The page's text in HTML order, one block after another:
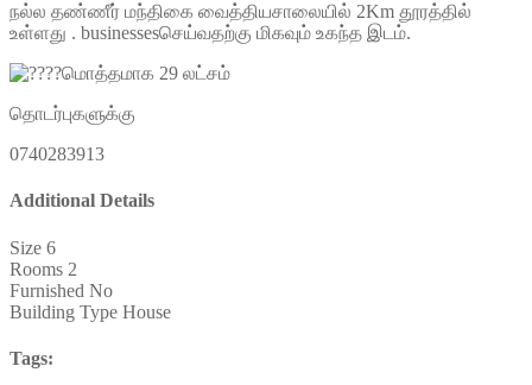
நல்ல தண்ணீர் மந்திகை வைத்தியசாலையில் 2Km தூரத்தில்
உள்ளது . businessesசெய்வதற்கு மிகவும் உகந்த இடம்.
மொத்தமாக 29 லட்சம்
தொடர்புகளுக்கு
0740283913
Additional Details
Size 6
Rooms 2
Furnished No
Building Type House
Tags: